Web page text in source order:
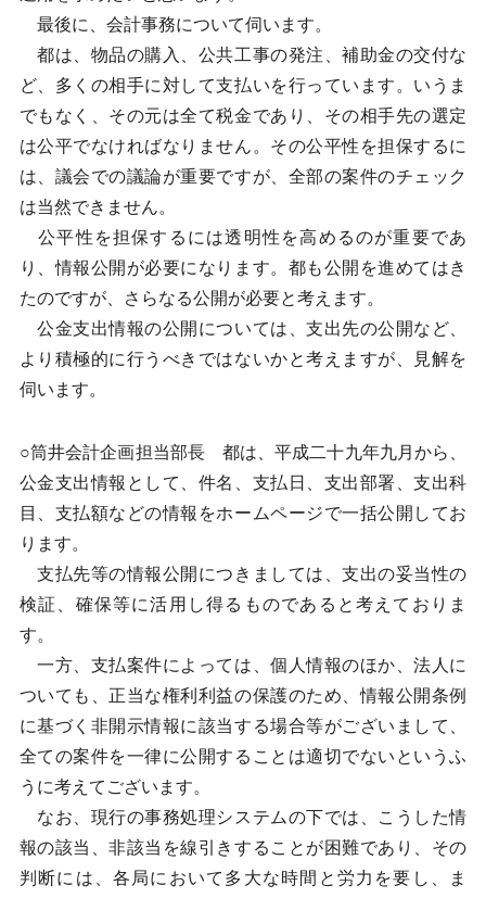
最後に、会計事務について伺います。
都は、物品の購入、公共工事の発注、補助金の交付な
ど、多くの相手に対して支払いを行っています。いうま
でもなく、その元は全て税金であり、その相手先の選定
は公平でなければなりません。その公平性を担保するに
は、議会での議論が重要ですが、全部の案件のチェック
は当然できません。
公平性を担保するには透明性を高めるのが重要であ
り、情報公開が必要になります。都も公開を進めてはき
たのですが、さらなる公開が必要と考えます。
公金支出情報の公開については、支出先の公開など、
より積極的に行うべきではないかと考えますが、見解を
伺います。
○筒井会計企画担当部長 都は、平成二十九年九月から、
公金支出情報として、件名、支払日、支出部署、支出科
目、支払額などの情報をホームページで一括公開してお
ります。
支払先等の情報公開につきましては、支出の妥当性の
検証、確保等に活用し得るものであると考えておりま
す。
一方、支払案件によっては、個人情報のほか、法人に
ついても、正当な権利利益の保護のため、情報公開条例
に基づく非開示情報に該当する場合等がございまして、
全ての案件を一律に公開することは適切でないというふ
うに考えてございます。
なお、現行の事務処理システムの下では、こうした情
報の該当、非該当を線引きすることが困難であり、その
判断には、各局において多大な時間と労力を要し、ま